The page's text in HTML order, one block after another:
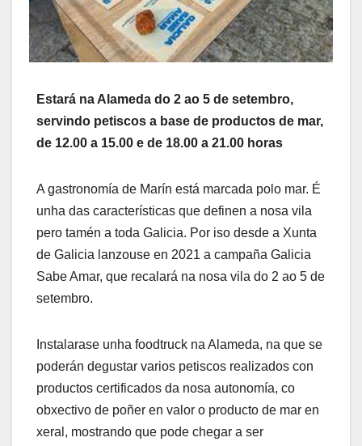
Estará na Alameda do 2 ao 5 de setembro,
servindo petiscos a base de productos de mar,
de 12.00 a 15.00 e de 18.00 a 21.00 horas
A gastronomía de Marín está marcada polo mar. É
unha das características que definen a nosa vila
pero tamén a toda Galicia. Por iso desde a Xunta
de Galicia lanzouse en 2021 a campaña Galicia
Sabe Amar, que recalará na nosa vila do 2 ao 5 de
setembro.
Instalarase unha foodtruck na Alameda, na que se
poderán degustar varios petiscos realizados con
productos certificados da nosa autonomía, co
obxectivo de poñer en valor o producto de mar en
xeral, mostrando que pode chegar a ser